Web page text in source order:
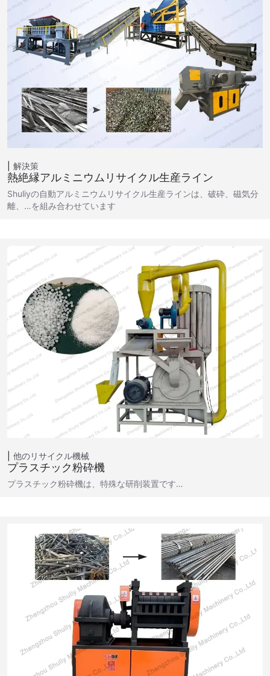
解決策
熱絶縁アルミニウムリサイクル生産ライン
Shuliyの自動アルミニウムリサイクル生産ラインは、破砕、磁気分
離、…を組み合わせています
他のリサイクル機械
プラスチック粉砕機
プラスチック粉砕機は、特殊な研削装置です…